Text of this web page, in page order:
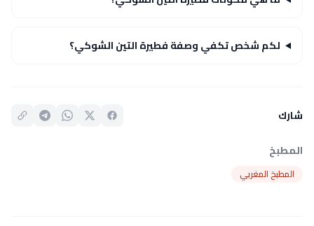
لكم شخص تكفي وصفة فطيرة التين الشوكي؟
شارك
المطبخ
المطبخ المغربي